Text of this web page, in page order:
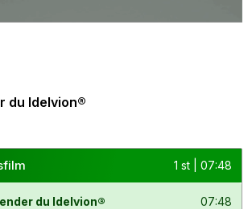
du Idelvion®
1 st | 07:48
du Idelvion® 07:48